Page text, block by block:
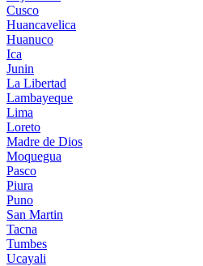
Cusco
Huancavelica
Huanuco
Ica
Junin
La Libertad
Lambayeque
Lima
Loreto
Madre de Dios
Moquegua
Pasco
Piura
Puno
San Martin
Tacna
Tumbes
Ucayali